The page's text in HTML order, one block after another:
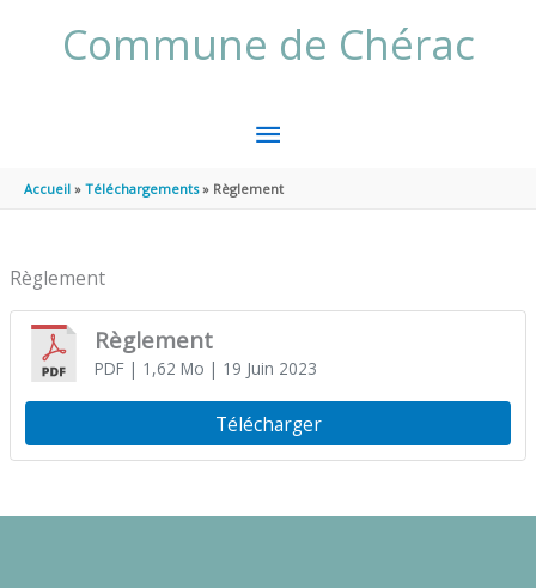
Commune de Chérac
MENU
PRINCIPAL
Accueil Téléchargements Règlement
Règlement
Règlement
PDF| 1,62 Mo | 19 Juin 2023
Télécharger